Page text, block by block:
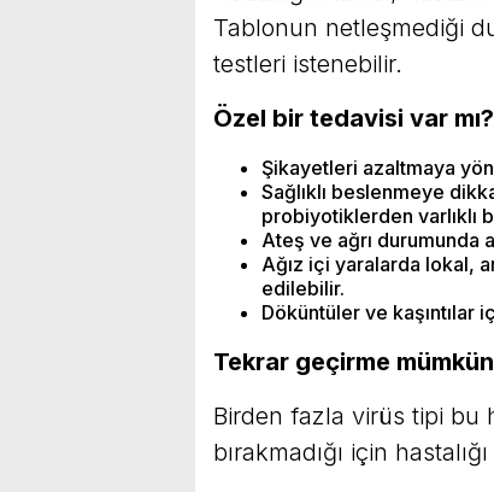
Tablonun netleşmediği
testleri istenebilir.
Özel bir tedavisi var mı?
Şikayetleri azaltmaya
Sağlıklı beslenmeye
probiyotiklerden varlıklı
Ateş ve ağrı durumunda
Ağız içi yaralarda lokal,
edilebilir.
Döküntüler ve kaşıntılar
Tekrar geçirme
Birden fazla virüs tipi bu
bırakmadığı için